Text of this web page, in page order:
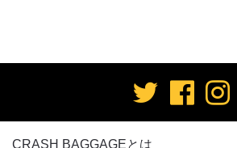
CRASH BAGGAGEとは